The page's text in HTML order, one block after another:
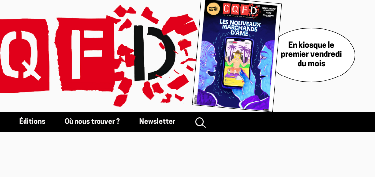
En kiosque le
premier vendredi
du mois
Éditions Où nous trouver ? Newsletter